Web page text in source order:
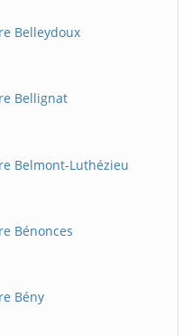
Belleydoux
Bellignat
Belmont-Luthézieu
Bénonces
Bény